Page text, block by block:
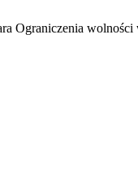
Ograniczenia